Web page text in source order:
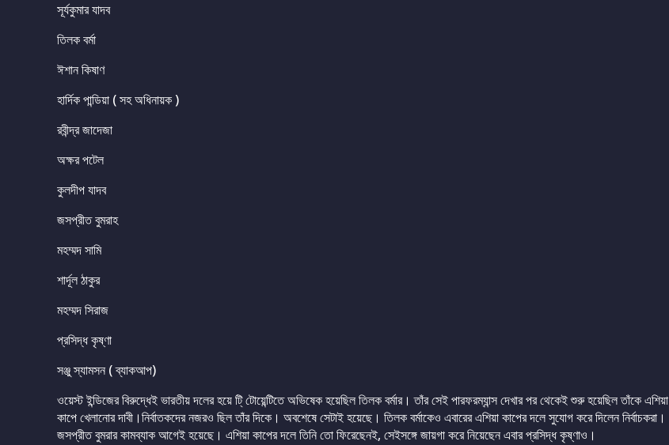
সূর্যকুমার যাদব
তিলক বর্মা
ঈশান কিষাণ
হার্দিক পান্ডিয়া ( সহ অধিনায়ক )
রবীন্দ্র জাদেজা
অক্ষর পটেল
কুলদীপ যাদব
জসপ্রীত বুমরাহ
মহম্মদ সামি
শার্দূল ঠাকুর
মহম্মদ সিরাজ
প্রসিদ্ধ কৃষ্ণা
সঞ্জু স্যামসন ( ব্যাকআপ)
ওয়েস্ট ইন্ডিজের বিরুদ্ধেই ভারতীয় দলের হয়ে টি্ টোয়েন্টিতে অভিষেক হয়েছিল তিলক বর্মার। তাঁর সেই পারফরম্যান্স দেখার পর থেকেই শুরু হয়েছিল তাঁকে এশিয়া
কাপে খেলানোর দাবী।নির্বাতকদের নজরও ছিল তাঁর দিকে। অবশেষে সেটাই হয়েছে। তিলক বর্মাকেও এবারের এশিয়া কাপের দলে সুযোগ করে দিলেন নির্বাচকরা।
জসপ্রীত বুমরার কামব্যাক আগেই হয়েছে। এশিয়া কাপের দলে তিনি তো ফিরেছেনই, সেইসঙ্গে জায়গা করে নিয়েছেন এবার প্রসিদ্ধ কৃষ্ণাও।